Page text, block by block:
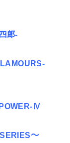
郎-
Ⅳ
～